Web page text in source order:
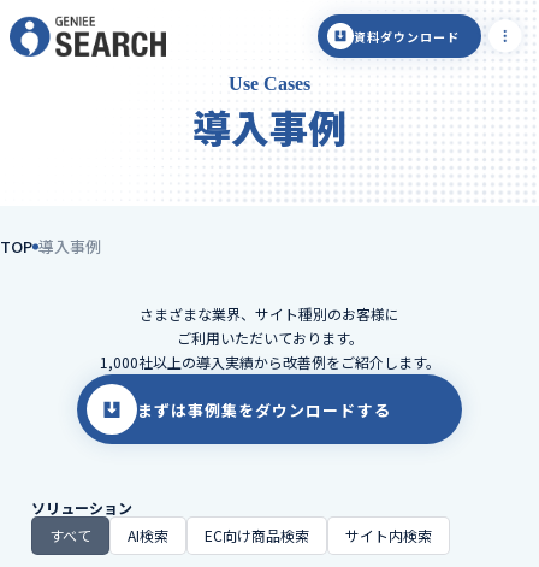
資料ダウンロード
Use Cases
導入事例
TOP 導入事例
さまざまな業界、サイト種別のお客様に
ご利用いただいております。
1,000社以上の導入実績から改善例をご紹介します。
まずは事例集をダウンロードする
ソリューション
すべて
AI検索 EC向け商品検索 サイト内検索